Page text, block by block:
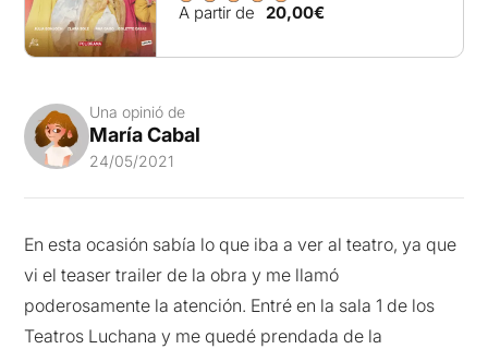
A partir de 20,00€
Una opinió de
María Cabal
24/05/2021
En esta ocasión sabía lo que iba a ver al teatro, ya que
vi el teaser trailer de la obra y me llamó
poderosamente la atención. Entré en la sala 1 de los
Teatros Luchana y me quedé prendada de la